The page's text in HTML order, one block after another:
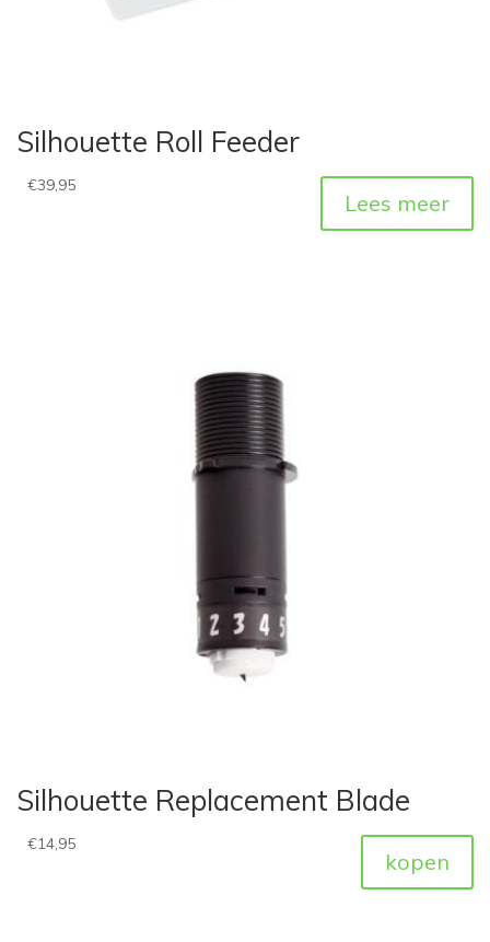
Silhouette Roll Feeder
€39,95
Lees meer
Silhouette Replacement Blade
€14,95
kopen